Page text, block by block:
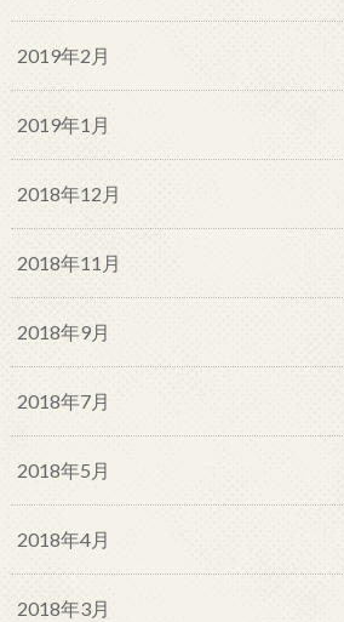
2019年2月
2019年1月
2018年12月
2018年11月
2018年9月
2018年7月
2018年5月
2018年4月
2018年3月